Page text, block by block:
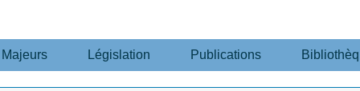
Législation Publications